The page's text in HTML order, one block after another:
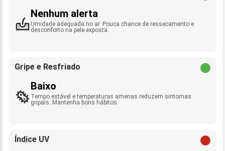
Nenhum alerta
Umidade adequada no ar. Pouca chance de ressecamento e
desconforto na pele exposta.
Gripe e Resfriado
Baixo
Tempo estável e temperaturas amenas reduzem sintomas
gripais. Mantenha bons hábitos.
Índice UV